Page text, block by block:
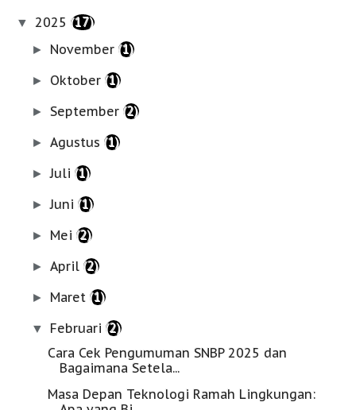
▼ 2025 (17)
► November(1)
► Oktober(1)
► September(2)
►Agustus(1)
►Juli(1)
►Juni(1)
► Mei(2)
►April(2)
► Maret(1)
▼ Februari(2)
Cara Cek Pengumuman SNBP 2025 dan
Bagaimana Setela...
Masa Depan Teknologi Ramah Lingkungan: